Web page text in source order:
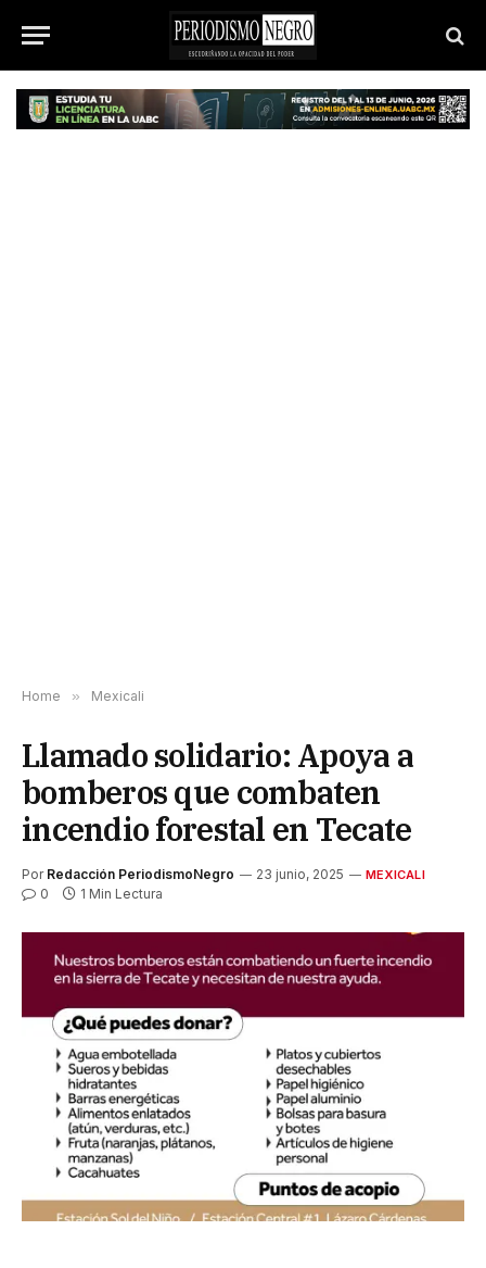
Home » Mexicali
Llamado solidario: Apoya a
bomberos que combaten
incendio forestal en Tecate
Por Redacción PeriodismoNegro 23 junio, 2025 MEXICALI
0 1 Min Lectura